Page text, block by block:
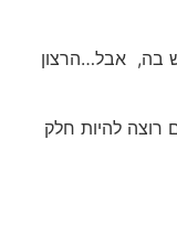
בה, אבל…הרצון
רוצה להיות חלק